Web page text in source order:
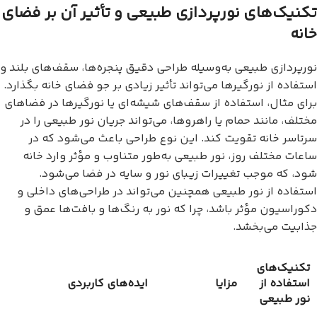
تکنیک‌های نورپردازی طبیعی و تأثیر آن بر فضای
خانه
نورپردازی طبیعی به‌وسیله طراحی دقیق پنجره‌ها، سقف‌های بلند و
استفاده از نورگیرها می‌تواند تأثیر زیادی بر جو فضای خانه بگذارد.
برای مثال، استفاده از سقف‌های شیشه‌ای یا نورگیرها در فضاهای
مختلف، مانند حمام یا راهروها، می‌تواند جریان نور طبیعی را در
سرتاسر خانه تقویت کند. این نوع طراحی باعث می‌شود که در
ساعات مختلف روز، نور طبیعی به‌طور متناوب و مؤثر وارد خانه
شود، که موجب تغییرات زیبای نور و سایه در فضا می‌شود.
استفاده از نور طبیعی همچنین می‌تواند در طراحی‌های داخلی و
دکوراسیون مؤثر باشد، چرا که نور به رنگ‌ها و بافت‌ها عمق و
جذابیت می‌بخشد.
تکنیک‌های
استفاده از
نور طبیعی
مزایا ایده‌های کاربردی